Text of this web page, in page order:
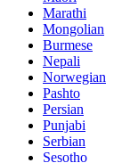
Marathi
Mongolian
Burmese
Nepali
Norwegian
Pashto
Persian
Punjabi
Serbian
Sesotho